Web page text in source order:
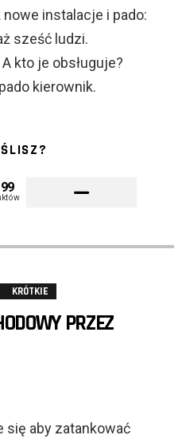
instalacje i pado:
sześć ludzi.
kto je obsługuje?
kierownik.
KRÓTKIE
PRZEZ
się aby zatankować